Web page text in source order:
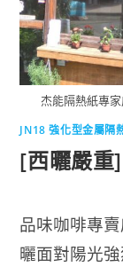
杰能隔熱紙專
JN18 強化型金屬隔
[西曬嚴重
品味咖啡專
曬面對陽光強